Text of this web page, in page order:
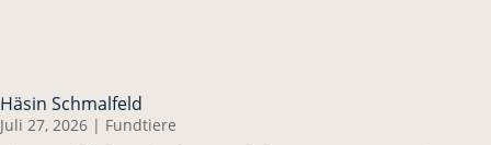
Häsin Schmalfeld
Juli 27, 2026 | Fundtiere